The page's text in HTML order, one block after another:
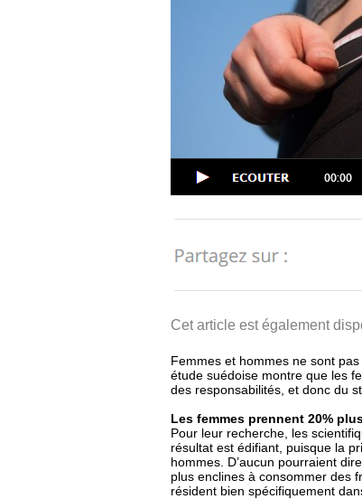
Cet article est également
Femmes et hommes ne sont
étude suédoise montre que les
des responsabilités, et donc du
Les femmes prennent 20%
Pour leur recherche, les
résultat est édifiant, puisque la
hommes. D’aucun pourraient
plus enclines à consommer des
résident bien spécifiquement